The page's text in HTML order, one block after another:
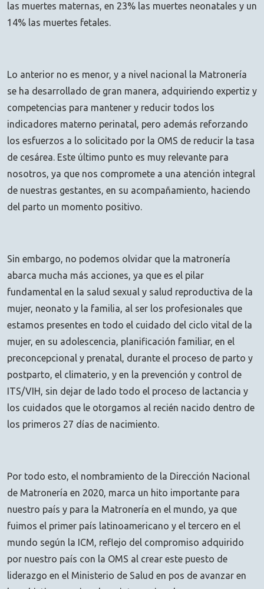
las muertes maternas, en 23% las muertes neonatales y un
14% las muertes fetales.
Lo anterior no es menor, y a nivel nacional la Matronería
se ha desarrollado de gran manera, adquiriendo expertiz y
competencias para mantener y reducir todos los
indicadores materno perinatal, pero además reforzando
los esfuerzos a lo solicitado por la OMS de reducir la tasa
de cesárea. Este último punto es muy relevante para
nosotros, ya que nos compromete a una atención integral
de nuestras gestantes, en su acompañamiento, haciendo
del parto un momento positivo.
Sin embargo, no podemos olvidar que la matronería
abarca mucha más acciones, ya que es el pilar
fundamental en la salud sexual y salud reproductiva de la
mujer, neonato y la familia, al ser los profesionales que
estamos presentes en todo el cuidado del ciclo vital de la
mujer, en su adolescencia, planificación familiar, en el
preconcepcional y prenatal, durante el proceso de parto y
postparto, el climaterio, y en la prevención y control de
ITS/VIH, sin dejar de lado todo el proceso de lactancia y
los cuidados que le otorgamos al recién nacido dentro de
los primeros 27 días de nacimiento.
Por todo esto, el nombramiento de la Dirección Nacional
de Matronería en 2020, marca un hito importante para
nuestro país y para la Matronería en el mundo, ya que
fuimos el primer país latinoamericano y el tercero en el
mundo según la ICM, reflejo del compromiso adquirido
por nuestro país con la OMS al crear este puesto de
liderazgo en el Ministerio de Salud en pos de avanzar en